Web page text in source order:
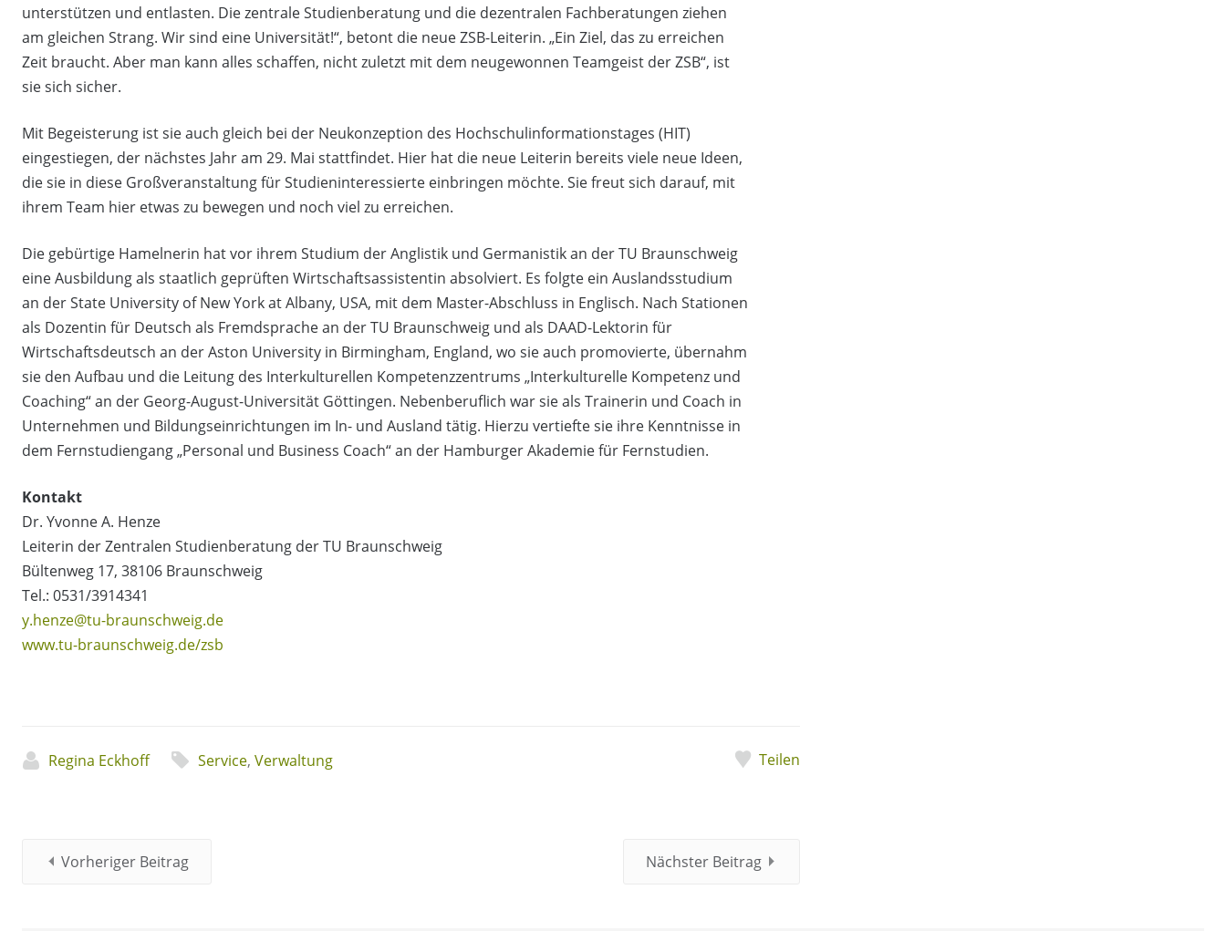
unterstützen und entlasten. Die zentrale Studienberatung und die dezentralen Fachberatungen ziehen
am gleichen Strang. Wir sind eine Universität!“, betont die neue ZSB-Leiterin. „Ein Ziel, das zu erreichen
Zeit braucht. Aber man kann alles schaffen, nicht zuletzt mit dem neugewonnen Teamgeist der ZSB“, ist
sie sich sicher.
Mit Begeisterung ist sie auch gleich bei der Neukonzeption des Hochschulinformationstages (HIT)
eingestiegen, der nächstes Jahr am 29. Mai stattfindet. Hier hat die neue Leiterin bereits viele neue Ideen,
die sie in diese Großveranstaltung für Studieninteressierte einbringen möchte. Sie freut sich darauf, mit
ihrem Team hier etwas zu bewegen und noch viel zu erreichen.
Die gebürtige Hamelnerin hat vor ihrem Studium der Anglistik und Germanistik an der TU Braunschweig
eine Ausbildung als staatlich geprüften Wirtschaftsassistentin absolviert. Es folgte ein Auslandsstudium
an der State University of New York at Albany, USA, mit dem Master-Abschluss in Englisch. Nach Stationen
als Dozentin für Deutsch als Fremdsprache an der TU Braunschweig und als DAAD-Lektorin für
Wirtschaftsdeutsch an der Aston University in Birmingham, England, wo sie auch promovierte, übernahm
sie den Aufbau und die Leitung des Interkulturellen Kompetenzzentrums „Interkulturelle Kompetenz und
Coaching“ an der Georg-August-Universität Göttingen. Nebenberuflich war sie als Trainerin und Coach in
Unternehmen und Bildungseinrichtungen im In- und Ausland tätig. Hierzu vertiefte sie ihre Kenntnisse in
dem Fernstudiengang „Personal und Business Coach“ an der Hamburger Akademie für Fernstudien.
Kontakt
Dr. Yvonne A. Henze
Leiterin der Zentralen Studienberatung der TU Braunschweig
Bültenweg 17, 38106 Braunschweig
Tel.: 0531/3914341
y.henze@tu-braunschweig.de
www.tu-braunschweig.de/zsb
Regina Eckhoff Service, Verwaltung Teilen
Vorheriger Beitrag Nächster Beitrag